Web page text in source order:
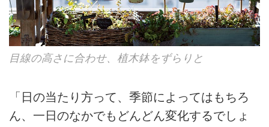
目線の高さに合わせ、植木鉢をずらりと
「日の当たり方って、季節によってはもちろ
ん、一日のなかでもどんどん変化するでしょ